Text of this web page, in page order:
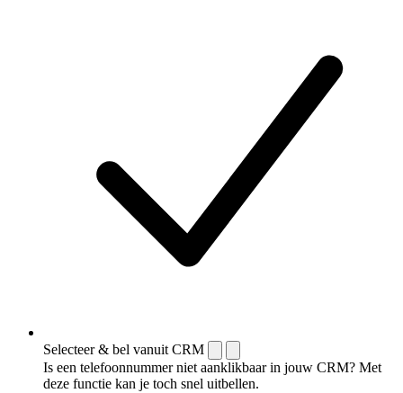
Selecteer & bel vanuit CRM
Is een telefoonnummer niet aanklikbaar in jouw CRM? Met
deze functie kan je toch snel uitbellen.